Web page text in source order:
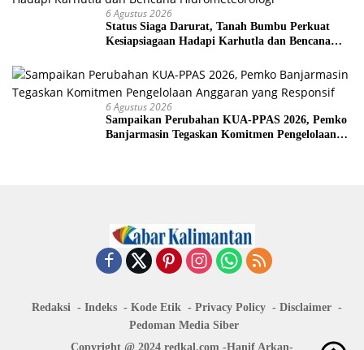
6 Agustus 2026
Status Siaga Darurat, Tanah Bumbu Perkuat
Kesiapsiagaan Hadapi Karhutla dan Bencana
6 Agustus 2026
Sampaikan Perubahan KUA-PPAS 2026, Pemko
Banjarmasin Tegaskan Komitmen Pengelolaan
Redaksi Indeks Kode Etik Privacy Policy
Disclaimer
Pedoman Media Siber
Copyright @ 2024 redkal.com -Hanif Arkan-